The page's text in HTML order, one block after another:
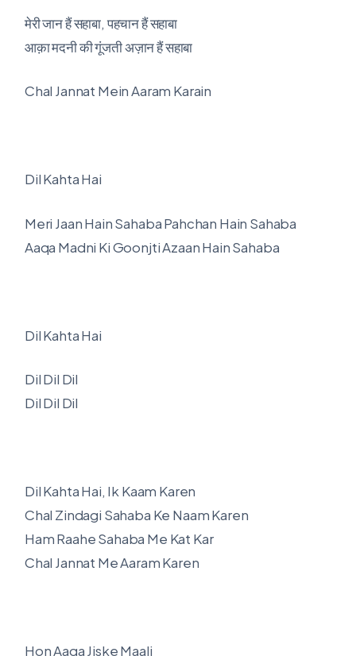
मेरी जान हैं सहाबा, पहचान हैं सहाबा
आक़ा मदनी की गूंजती अज़ान हैं सहाबा
Chal Jannat Mein Aaram Karain
Dil Kahta Hai
Meri Jaan Hain Sahaba Pahchan Hain Sahaba
Aaqa Madni Ki Goonjti Azaan Hain Sahaba
Dil Kahta Hai
Dil Dil Dil
Dil Dil Dil
Dil Kahta Hai, Ik Kaam Karen
Chal Zindagi Sahaba Ke Naam Karen
Ham Raahe Sahaba Me Kat Kar
Chal Jannat Me Aaram Karen
Hon Aaqa Jiske Maali